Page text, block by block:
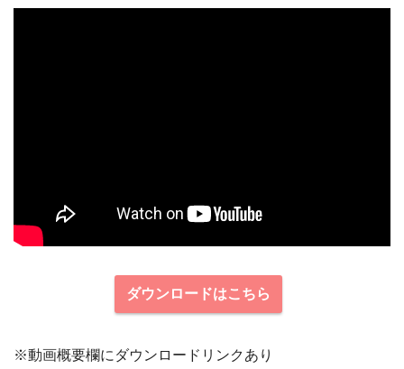
ダウンロードはこちら
※動画概要欄にダウンロードリンクあり